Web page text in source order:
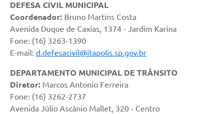
DEFESA CIVIL MUNICIPAL
Coordenador: Bruno Martins Costa
Avenida Duque de Caxias, 1374 - Jardim Karina
Fone: (16) 3263-1390
E-mail: d.defesacivil@itapolis.sp.gov.br
DEPARTAMENTO MUNICIPAL DE TRÂNSITO
Diretor: Marcos Antonio Ferreira
Fone: (16) 3262-2737
Avenida Júlio Ascânio Mallet, 320 - Centro